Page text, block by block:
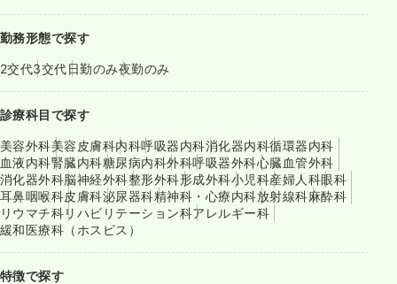
勤務形態で探す
2交代3交代日勤のみ夜勤のみ
診療科目で探す
美容外科美容皮膚科内科呼吸器内科消化器内科循環器内科
血液内科腎臓内科糖尿病内科外科呼吸器外科心臓血管外科
消化器外科脳神経外科整形外科形成外科小児科産婦人科眼科
耳鼻咽喉科皮膚科泌尿器科精神科・心療内科放射線科麻酔科
リウマチ科リハビリテーション科アレルギー科
緩和医療科（ホスピス）
特徴で探す